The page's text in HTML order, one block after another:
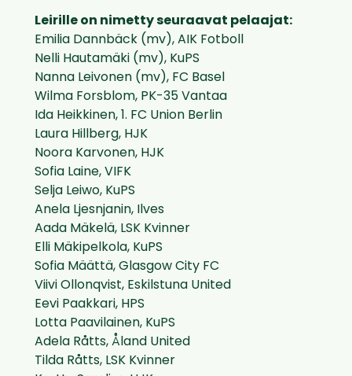
Leirille on nimetty seuraavat pelaajat:
Emilia Dannbäck (mv), AIK Fotboll
Nelli Hautamäki (mv), KuPS
Nanna Leivonen (mv), FC Basel
Wilma Forsblom, PK-35 Vantaa
Ida Heikkinen, 1. FC Union Berlin
Laura Hillberg, HJK
Noora Karvonen, HJK
Sofia Laine, VIFK
Selja Leiwo, KuPS
Anela Ljesnjanin, Ilves
Aada Mäkelä, LSK Kvinner
Elli Mäkipelkola, KuPS
Sofia Määttä, Glasgow City FC
Viivi Ollonqvist, Eskilstuna United
Eevi Paakkari, HPS
Lotta Paavilainen, KuPS
Adela Råtts, Åland United
Tilda Råtts, LSK Kvinner